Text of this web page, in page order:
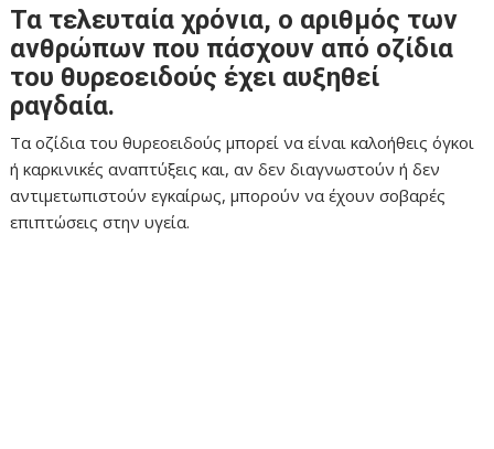
Τα τελευταία χρόνια, ο αριθμός των
ανθρώπων που πάσχουν από οζίδια
του θυρεοειδούς έχει αυξηθεί
ραγδαία.
Τα οζίδια του θυρεοειδούς μπορεί να είναι καλοήθεις όγκοι
ή καρκινικές αναπτύξεις και, αν δεν διαγνωστούν ή δεν
αντιμετωπιστούν εγκαίρως, μπορούν να έχουν σοβαρές
επιπτώσεις στην υγεία.